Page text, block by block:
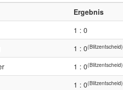
Ergebnis
1 : 0
1 : 0(Blitzentscheid)
1 : 0(Blitzentscheid)
1 : 0(Blitzentscheid)